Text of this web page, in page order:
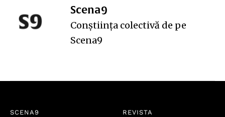
Scena9
Conștiința colectivă de pe
Scena9
SCENA9 REVISTA